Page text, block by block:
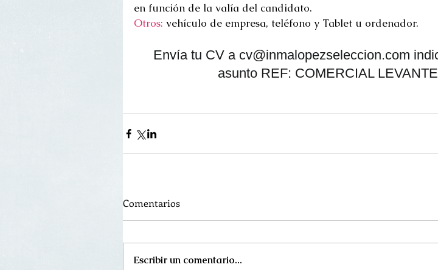
en función de la valía del candidato.
Otros: vehículo de empresa, teléfono y Tablet u ordenador.
asunto REF: COMERCIAL LEVANTE
Comentarios
Escribir un comentario...